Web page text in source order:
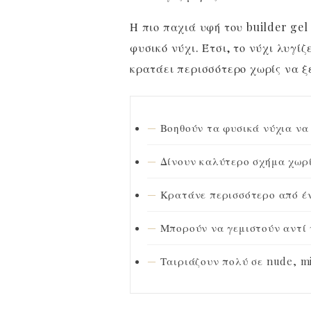
Η πιο παχιά υφή του builder gel
φυσικό νύχι. Έτσι, το νύχι
κρατάει περισσότερο χωρίς να
Βοηθούν τα φυσικά νύχια
Δίνουν καλύτερο σχήμα
Κρατάνε περισσότερο από
Μπορούν να γεμιστούν
Ταιριάζουν πολύ σε nude,